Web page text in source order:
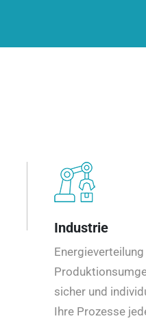
Industrie
sicher und
Ihre Prozesse